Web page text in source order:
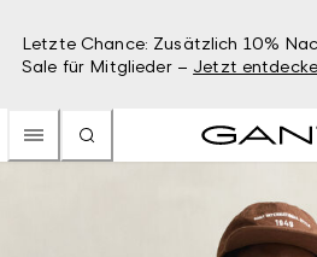
Letzte Chance: Zusätzlich 10%
Sale für Mitglieder – Jetzt